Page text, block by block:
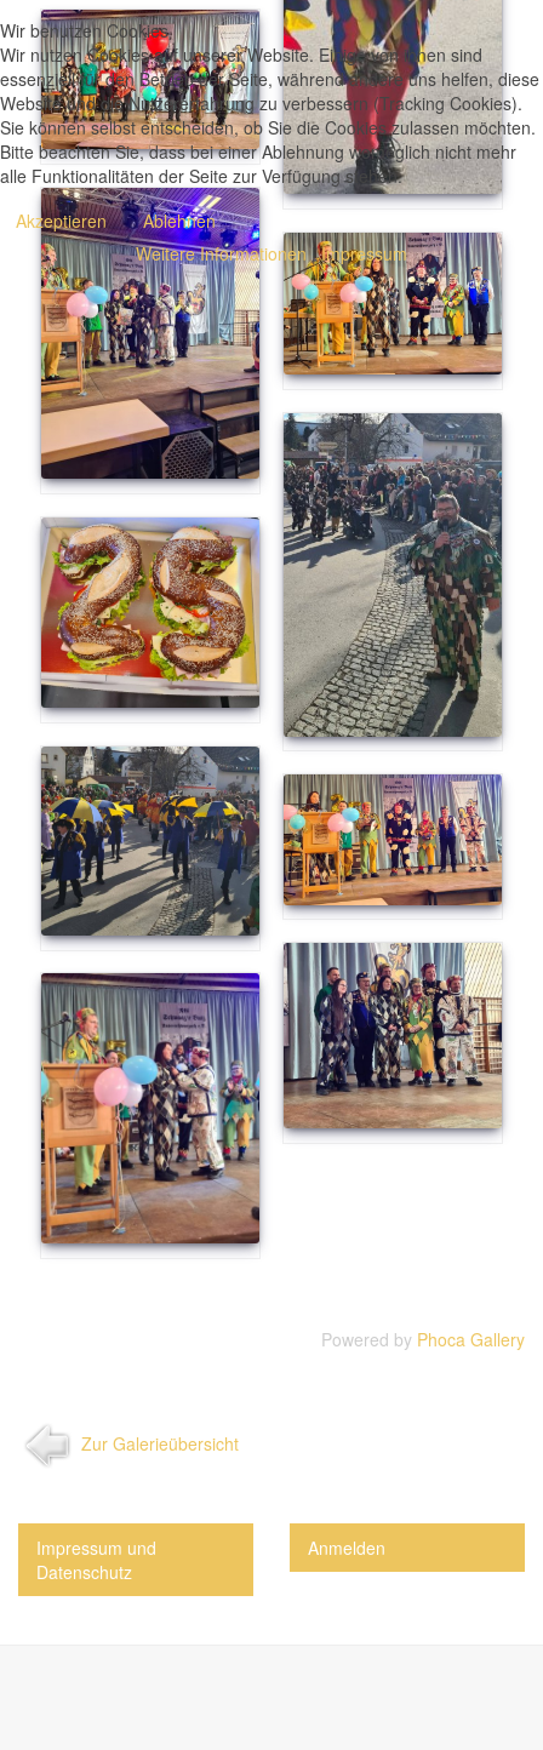
Powered by Phoca Gallery
Zur Galerieübersicht
Impressum und
Datenschutz
Anmelden
Wir benutzen Cookies
Wir nutzen Cookies auf unserer Website. Einige von ihnen sind
essenziell für den Betrieb der Seite, während andere uns helfen, diese
Website und die Nutzererfahrung zu verbessern (Tracking Cookies).
Sie können selbst entscheiden, ob Sie die Cookies zulassen möchten.
Bitte beachten Sie, dass bei einer Ablehnung womöglich nicht mehr
alle Funktionalitäten der Seite zur Verfügung stehen.
Akzeptieren
Ablehnen
Weitere Informationen|Impressum